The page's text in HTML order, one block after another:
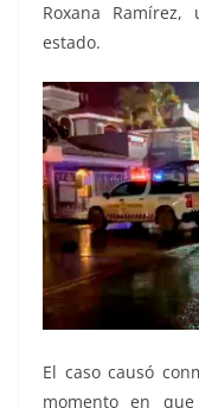
Roxana
estado.
El caso causó
momento en